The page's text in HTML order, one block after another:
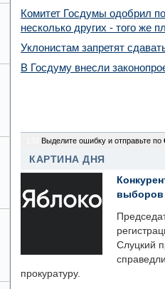
Комитет Госдумы одобрил
несколько других - того же
Уклонистам запретят
В Госдуму внесли
Выделите ошибку и отправьте по
КАРТИНА ДНЯ
выборов
Слуцкий
прокуратуру.